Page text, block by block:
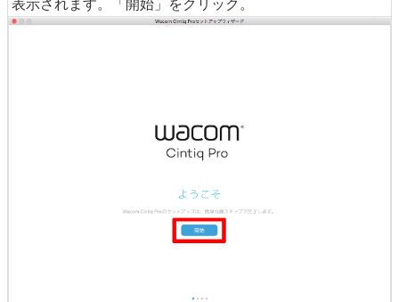
表示されます。「開始」をクリック。